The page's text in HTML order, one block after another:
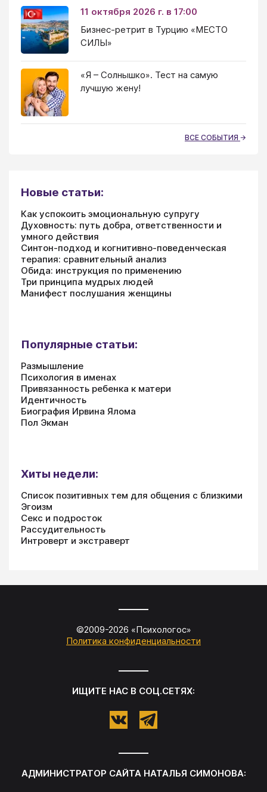
11 октября 2026 г. в 17:00
Бизнес-ретрит в Турцию «МЕСТО
СИЛЫ»
«Я – Солнышко». Тест на самую
лучшую жену!
ВСЕ СОБЫТИЯ
Новые статьи:
Как успокоить эмоциональную супругу
Духовность: путь добра, ответственности и
умного действия
Синтон-подход и когнитивно-поведенческая
терапия: сравнительный анализ
Обида: инструкция по применению
Три принципа мудрых людей
Манифест послушания женщины
Популярные статьи:
Размышление
Психология в именах
Привязанность ребенка к матери
Идентичность
Биография Ирвина Ялома
Пол Экман
Хиты недели:
Список позитивных тем для общения с близкими
Эгоизм
Секс и подросток
Рассудительность
Интроверт и экстраверт
©2009-2026 «Психологос»
Политика конфиденциальности
ИЩИТЕ НАС В СОЦ.СЕТЯХ:
АДМИНИСТРАТОР САЙТА НАТАЛЬЯ СИМОНОВА: